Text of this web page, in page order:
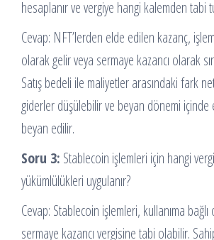
hesaplanır ve vergiye hangi kalemden tabi
Cevap: NFT’lerden elde edilen kazanç,
olarak gelir veya sermaye kazancı olarak
Satış bedeli ile maliyetler arasındaki fark
giderler düşülebilir ve beyan dönemi
beyan edilir.
Soru 3: Stablecoin işlemleri için hangi
yükümlülükleri uygulanır?
Cevap: Stablecoin işlemleri, kullanıma
sermaye kazancı vergisine tabi olabilir.